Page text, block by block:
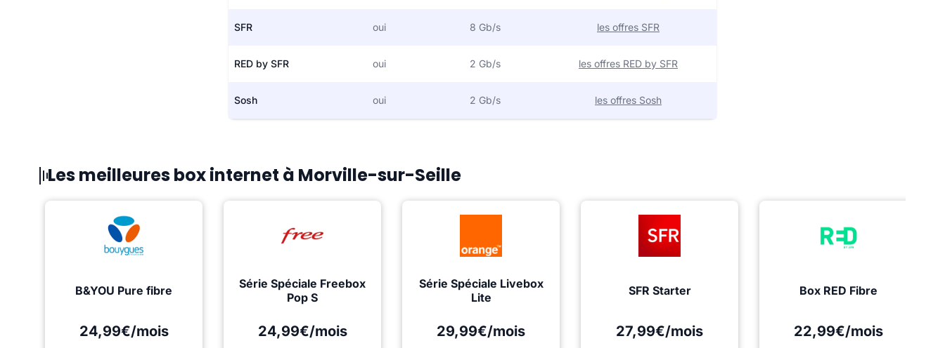
SFR oui 8 Gb/s les offres SFR
RED by SFR oui 2 Gb/s les offres RED by SFR
Sosh oui 2 Gb/s les offres Sosh
Les meilleures box internet à Morville-sur-Seille
B&YOU Pure fibre
24,99€/mois
Série Spéciale Freebox
Pop S
24,99€/mois
Série Spéciale Livebox
Lite
29,99€/mois
SFR Starter
27,99€/mois
Box RED Fibre
22,99€/mois